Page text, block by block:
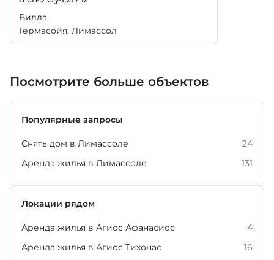
Вилла
Гермасойя, Лимассол
Посмотрите больше объектов
Популярные запросы
Снять дом в Лимассоле
24
Аренда жилья в Лимассоле
131
Локации рядом
Аренда жилья в Агиос Афанасиос
4
Аренда жилья в Агиос Тихонас
16